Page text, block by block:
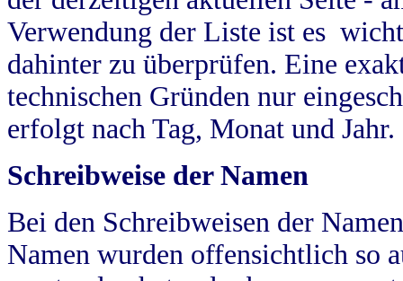
Verwendung der Liste ist es
dahinter zu überprüfen. Eine
technischen Gründen nur
erfolgt nach Tag, Monat und Jahr.
Schreibweise der Namen
Bei den Schreibweisen der
Namen wurden offensichtlich so